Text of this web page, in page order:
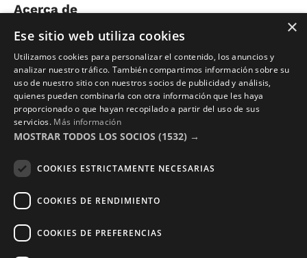
Acerca de
Nosotros
Contacto
Aviso Legal
Política de Privacidad
Términos y Condiciones
Photocalls eventos
Photocall Boda y Novios
×
Ese sitio web utiliza cookies
Utilizamos cookies para personalizar el contenido, los anuncios y
analizar nuestro tráfico. También compartimos información sobre su
uso de nuestro sitio con nuestros socios de publicidad y análisis,
quienes pueden combinarla con otra información que les haya
proporcionado o que hayan recopilado a partir del uso de sus
servicios. Más información
MOSTRAR TODOS LOS SOCIOS (1532) →
COOKIES ESTRICTAMENTE NECESARIAS
COOKIES DE RENDIMIENTO
COOKIES DE PREFERENCIAS